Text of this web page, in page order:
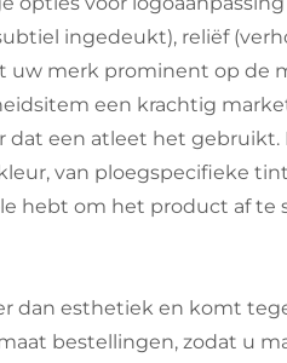
ingedeukt), reliëf
uw merk prominent op de
een krachtig
een atleet het gebruikt.
van ploegspecifieke
hebt om het product af te
dan esthetiek en komt
bestellingen, zodat u